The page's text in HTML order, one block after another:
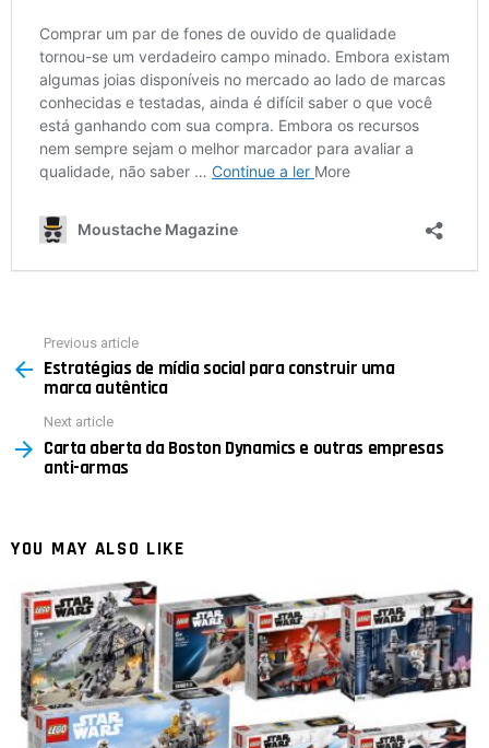
more
Previous article
Estratégias de mídia social para construir uma
marca autêntica
Next article
Carta aberta da Boston Dynamics e outras empresas
anti-armas
YOU MAY ALSO LIKE